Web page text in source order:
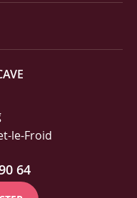
le-Froid
64